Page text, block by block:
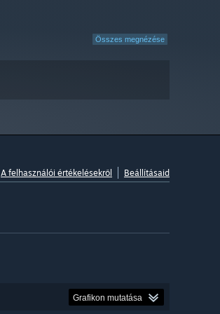
Összes megnézése
A felhasználói értékelésekről Beállításaid
Grafikon mutatása